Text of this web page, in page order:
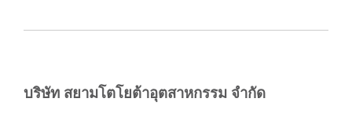
บริษัท สยามโตโยต้าอุตสาหกรรม จำกัด